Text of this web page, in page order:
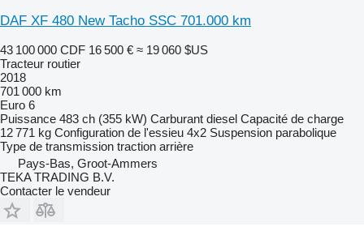
DAF XF 480 New Tacho SSC 701.000 km
43 100 000 CDF 16 500 € ≈ 19 060 $US
Tracteur routier
2018
701 000 km
Euro 6
Puissance 483 ch (355 kW) Carburant diesel Capacité de charge
12 771 kg Configuration de l'essieu 4x2 Suspension parabolique
Type de transmission traction arrière
Pays-Bas, Groot-Ammers
TEKA TRADING B.V.
Contacter le vendeur